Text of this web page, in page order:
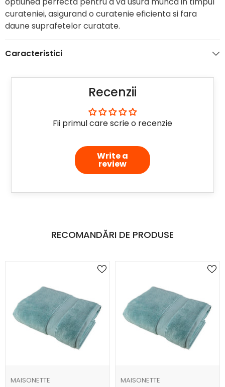
curateniei, asigurand o curatenie eficienta si fara
daune suprafetelor curatate.
Caracteristici
Recenzii
Fii primul care scrie o recenzie
Write a
review
RECOMANDĂRI DE PRODUSE
FURNIZOR:
MAISONETTE FURNIZOR:
MAISONETTE